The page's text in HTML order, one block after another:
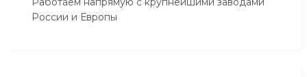
России и Европы